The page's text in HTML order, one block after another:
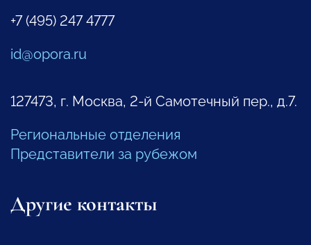
+7 (495) 247 4777
id@opora.ru
127473, г. Москва, 2-й Самотечный пер., д.7.
Региональные отделения
Представители за рубежом
Другие контакты